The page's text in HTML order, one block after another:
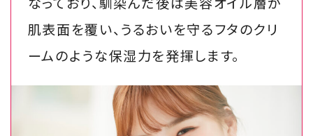
肌表面を覆い、うるおいを守るフタのクリ
ームのような保湿力を発揮します。